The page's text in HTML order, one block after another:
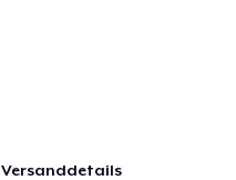
Versanddetails